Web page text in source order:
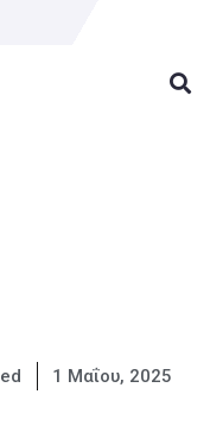
1 Μαΐου, 2025